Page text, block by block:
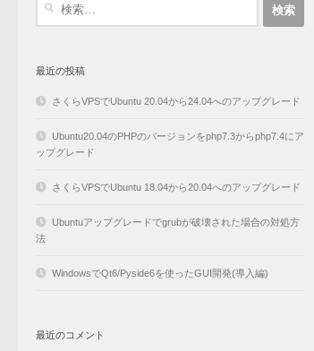
最近の投稿
さくらVPSでUbuntu 20.04から24.04へのアップグレード
Ubuntu20.04のPHPのバージョンをphp7.3からphp7.4にア
ップグレード
さくらVPSでUbuntu 18.04から20.04へのアップグレード
Ubuntuアップグレードでgrubが破壊された場合の対処方
法
WindowsでQt6/Pyside6を使ったGUI開発(導入編)
最近のコメント